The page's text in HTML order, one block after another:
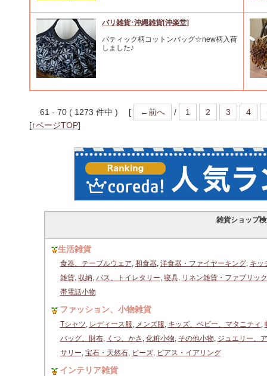
バリ雑貨･沖縄雑貨[沖楽堂]
バティック柄コットンバッグ☆new柄入荷
しました♪
61 - 70 ( 1273 件中 ) [ ←前へ / 1 2 3 4
[↑ページTOP]
雑貨ショップ
生活雑貨
食器、テーブルウェア, 和食器, 洋食器・ファイヤーキング, キッ
雑貨, 収納, バス、トイレタリー, 寝具, リネン雑貨・ファブリック
帯電話小物
ファッション、小物雑貨
Tシャツ, レディース服, メンズ服, キッズ、ベビー、マタニティ ,
バッグ、財布, くつ、かさ , 化粧小物, その他小物, ジュエリー、
サリー, 宝石・天然石, ビーズ, ピアス・イアリング
インテリア雑貨